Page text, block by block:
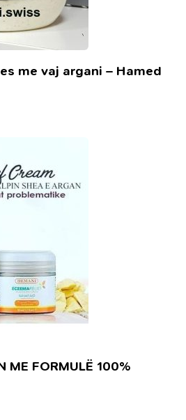
me vaj argani – Hamed
ME FORMULË 100%